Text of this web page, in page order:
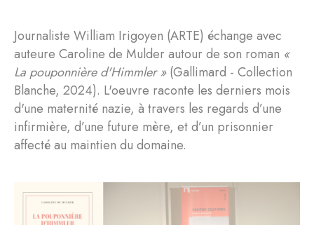
Journaliste William Irigoyen (ARTE) échange avec
auteure Caroline de Mulder autour de son roman «
La pouponnière d'Himmler »(Gallimard - Collection
Blanche, 2024). L'oeuvre raconte les derniers mois
d'une maternité nazie, à travers les regards d’une
infirmière, d’une future mère, et d’un prisonnier
affecté au maintien du domaine.